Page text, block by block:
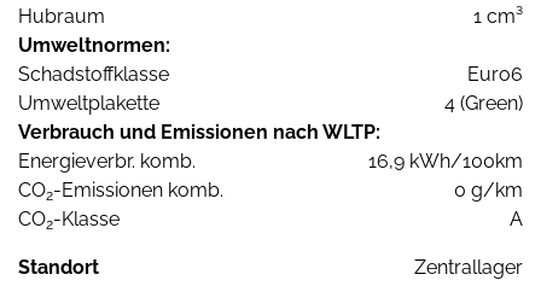
Hubraum
1 cm³
Umweltnormen:
Schadstoffklasse
Euro6
Umweltplakette
4 (Green)
Verbrauch und Emissionen nach WLTP:
Energieverbr. komb.
16,9 kWh/100km
CO2-Emissionen komb.
0 g/km
CO2-Klasse A
Standort Zentrallager